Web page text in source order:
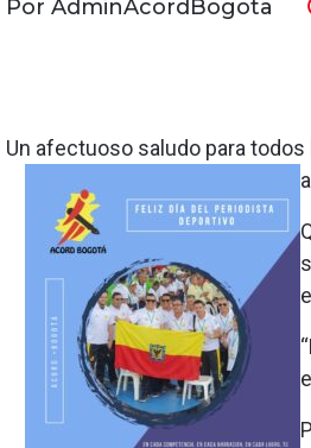
Por AdminAcordBogota
Un afectuoso saludo para